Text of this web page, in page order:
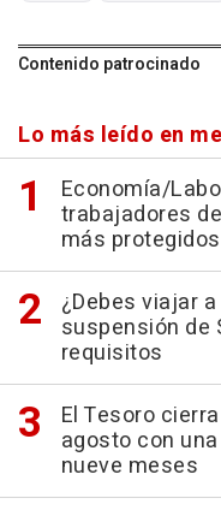
Contenido patrocinado
Lo más leído en
Economía/
trabajadores
más
¿Debes viajar
suspensión de
requisitos
El Tesoro
agosto con
nueve meses